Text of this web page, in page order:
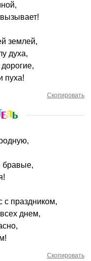
землей,
духа,
пуха!
Скопировать
бравые,
с праздником,
днем,
Скопировать